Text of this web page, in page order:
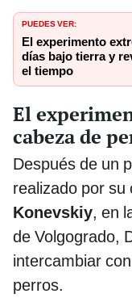
PUEDES VER:
El experimento
días bajo tierra y
el tiempo
El
cabeza de
Después de un
realizado por
Konevskiy, en
de Volgogrado,
intercambiar
perros.